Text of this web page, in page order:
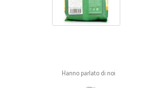
Hanno parlato di noi